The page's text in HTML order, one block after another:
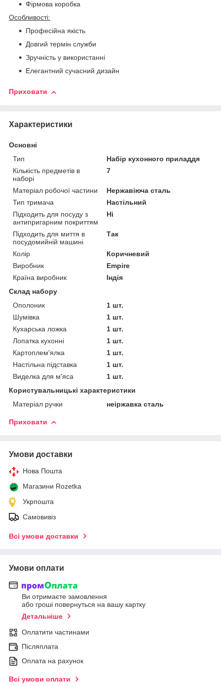
Фірмова коробка
Особливості:
Професійна якість
Довгий термін служби
Зручність у використанні
Елегантний сучасний дизайн
Приховати
Характеристики
Основні
Тип
Набір кухонного приладдя
Кількість предметів в
наборі
7
Матеріал робочої частини
Нержавіюча сталь
Тип тримача
Настільний
Підходить для посуду з
антипригарним покриттям
Ні
Підходить для миття в
посудомийній машині
Так
Колір
Коричневий
Виробник
Empire
Країна виробник
Індія
Склад набору
Ополоник
1 шт.
Шумівка
1 шт.
Кухарська ложка
1 шт.
Лопатка кухонні
1 шт.
Картоплем'ялка
1 шт.
Настільна підставка
1 шт.
Виделка для м'яса
1 шт.
Користувальницькі характеристики
Матеріал ручки
неіржавка сталь
Приховати
Умови доставки
Нова Пошта
Магазини Rozetka
Укрпошта
Самовивіз
Всі умови доставки
Умови оплати
Ви отримаєте замовлення
або гроші повернуться на вашу картку
Детальніше
Оплатити частинами
Післяплата
Оплата на рахунок
Всі умови оплати